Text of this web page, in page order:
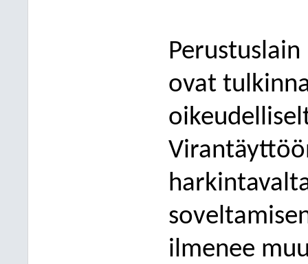
ovat
ilmenee